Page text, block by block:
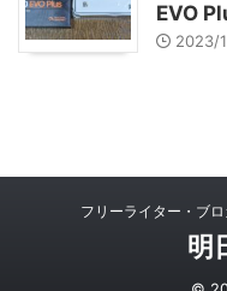
EVO
2023/
フリーライター・ブ
明